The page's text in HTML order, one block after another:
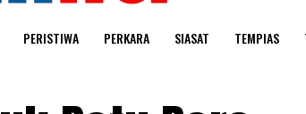
PERISTIWA PERKARA SIASAT TEMPIAS